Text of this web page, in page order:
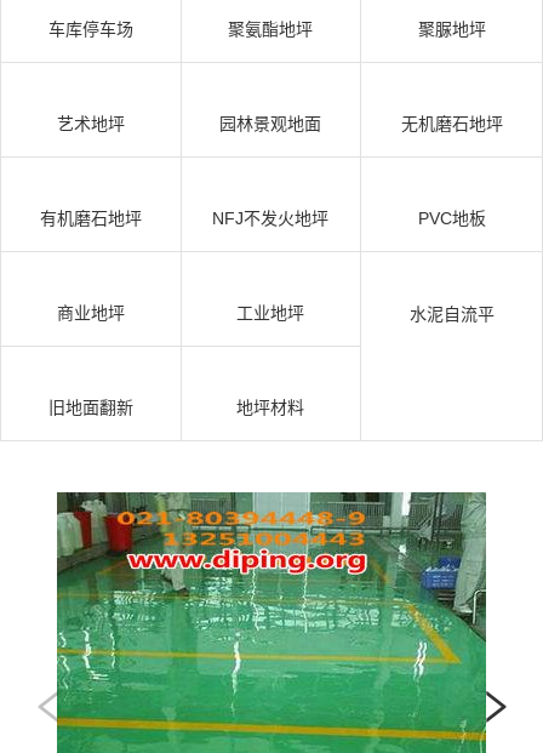
车库停车场 聚氨酯地坪 聚脲地坪
艺术地坪 园林景观地面 无机磨石地坪
有机磨石地坪 NFJ不发火地坪 PVC地板
商业地坪 工业地坪 水泥自流平
旧地面翻新 地坪材料